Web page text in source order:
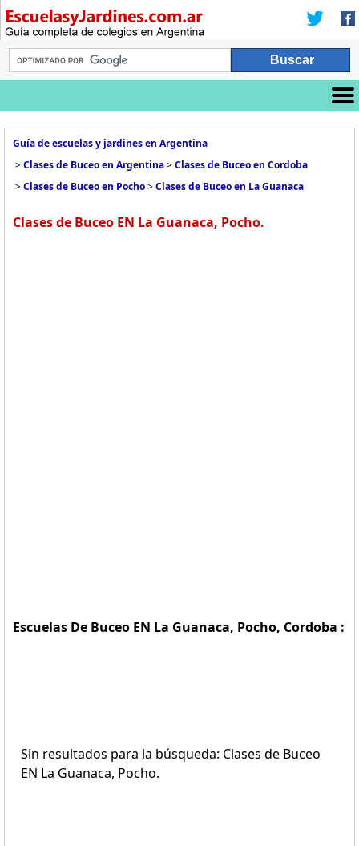
Guía de escuelas y jardines en Argentina
>Clases de Buceo en Argentina>Clases de Buceo en Cordoba
>Clases de Buceo en Pocho>Clases de Buceo en La Guanaca
Clases de Buceo EN La Guanaca, Pocho.
Escuelas De Buceo EN La Guanaca, Pocho, Cordoba :
Sin resultados para la búsqueda: Clases de Buceo
EN La Guanaca, Pocho.